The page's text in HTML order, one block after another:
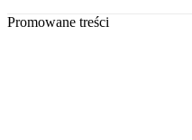
Promowane treści